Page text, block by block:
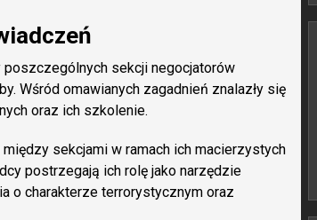
sekcji negocjatorów
Wśród omawianych zagadnień znalazły się
oraz ich szkolenie.
sekcjami w ramach ich macierzystych
postrzegają ich rolę jako narzędzie
o charakterze terrorystycznym oraz